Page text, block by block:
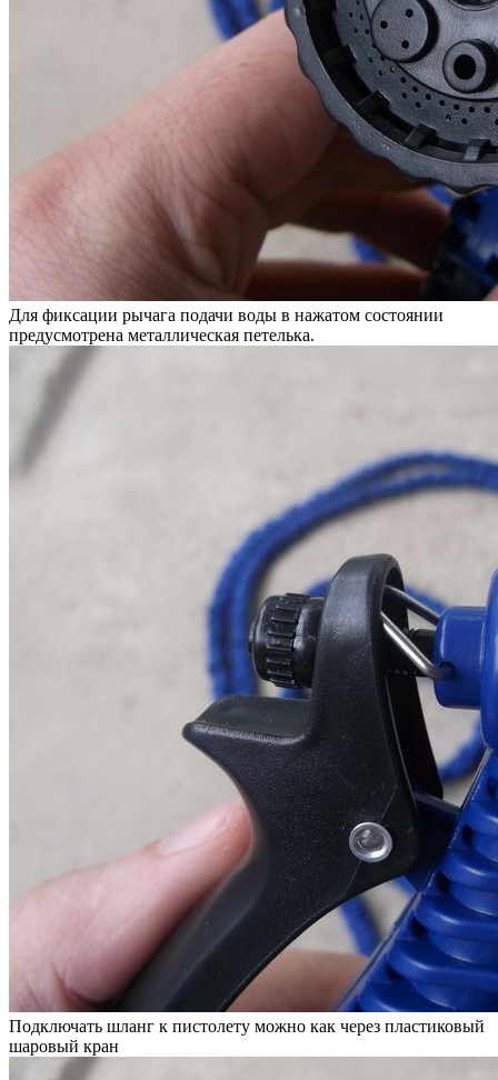
Для фиксации рычага подачи воды в нажатом состоянии
предусмотрена металлическая петелька.
Подключать шланг к пистолету можно как через пластиковый
шаровый кран